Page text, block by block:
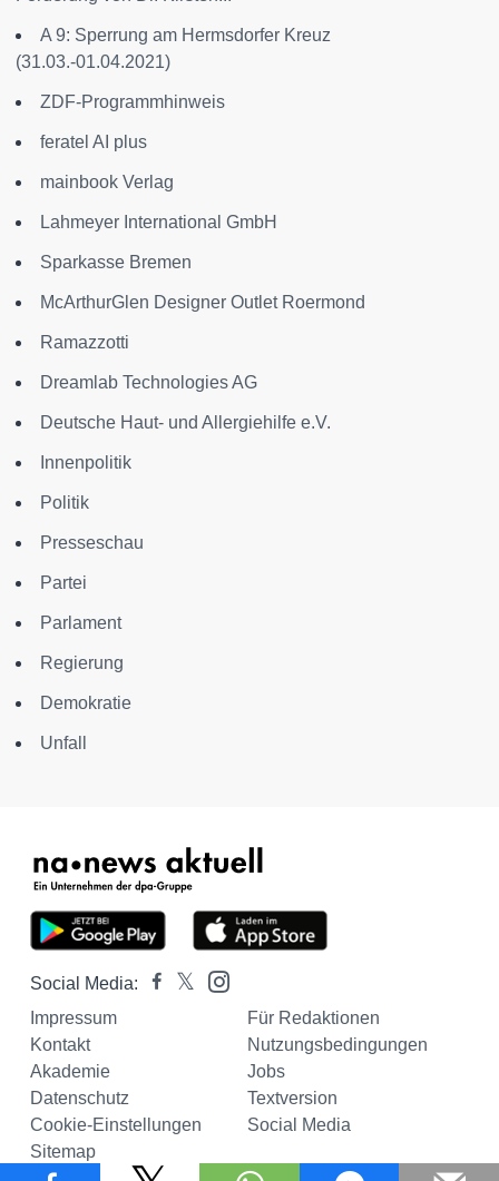
A 9: Sperrung am Hermsdorfer Kreuz
(31.03.-01.04.2021)
ZDF-Programmhinweis
feratel AI plus
mainbook Verlag
Lahmeyer International GmbH
Sparkasse Bremen
McArthurGlen Designer Outlet Roermond
Ramazzotti
Dreamlab Technologies AG
Deutsche Haut- und Allergiehilfe e.V.
Innenpolitik
Politik
Presseschau
Partei
Parlament
Regierung
Demokratie
Unfall
Social Media:
Impressum
Für Redaktionen
Kontakt
Nutzungsbedingungen
Akademie
Jobs
Datenschutz
Textversion
Cookie-Einstellungen
Social Media
Sitemap